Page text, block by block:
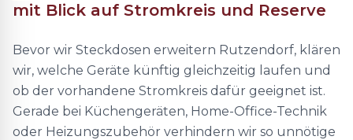
mit Blick auf Stromkreis und Reserve
Bevor wir Steckdosen erweitern Rutzendorf, klären
wir, welche Geräte künftig gleichzeitig laufen und
ob der vorhandene Stromkreis dafür geeignet ist.
Gerade bei Küchengeräten, Home-Office-Technik
oder Heizungszubehör verhindern wir so unnötige